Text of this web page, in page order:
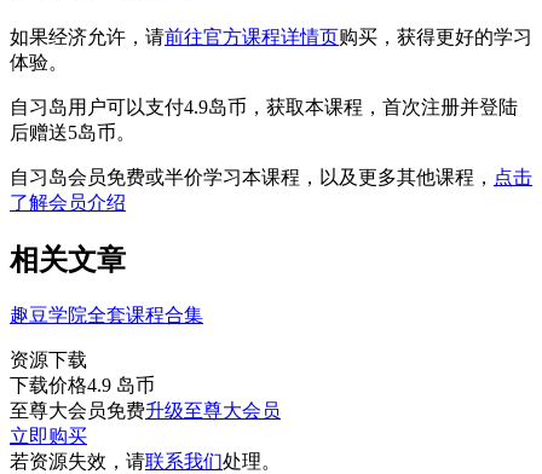
如果经济允许，请前往官方课程详情页购买，获得更好的学习
体验。
自习岛用户可以支付4.9岛币，获取本课程，首次注册并登陆
后赠送5岛币。
自习岛会员免费或半价学习本课程，以及更多其他课程， 点击
了解会员介绍
相关文章
趣豆学院全套课程合集
资源下载
下载价格4.9 岛币
至尊大会员免费升级至尊大会员
立即购买
若资源失效，请联系我们处理。